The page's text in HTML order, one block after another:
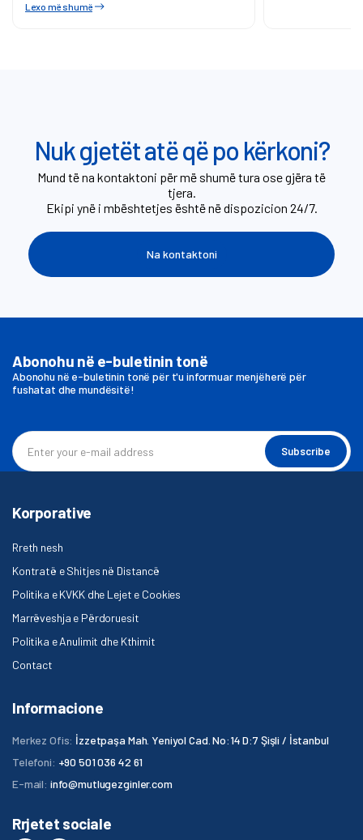
Lexo më shumë
Nuk gjetët atë që po kërkoni?
Mund të na kontaktoni për më shumë tura ose gjëra të
tjera.
Ekipi ynë i mbështetjes është në dispozicion 24/7.
Na kontaktoni
Abonohu në e-buletinin tonë
Abonohu në e-buletinin tonë për t'u informuar menjëherë për
fushatat dhe mundësitë!
Subscribe
Korporative
Rreth nesh
Kontratë e Shitjes në Distancë
Politika e KVKK dhe Lejet e Cookies
Marrëveshja e Përdoruesit
Politika e Anulimit dhe Kthimit
Contact
Informacione
Merkez Ofis: İzzetpaşa Mah. Yeniyol Cad. No:14 D:7 Şişli / İstanbul
Telefoni: +90 501 036 42 61
E-mail: info@mutlugezginler.com
Rrjetet sociale